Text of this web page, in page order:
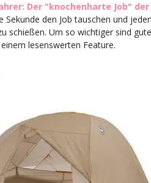
Der "knochenharte Job" der
Sekunde den Job tauschen und
schießen. Um so wichtiger sind
lesenswerten Feature.